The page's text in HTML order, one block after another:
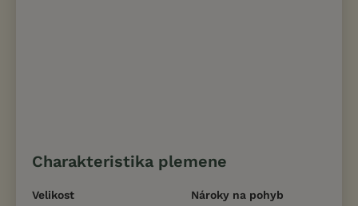
Charakteristika plemene
Velikost Nároky na pohyb